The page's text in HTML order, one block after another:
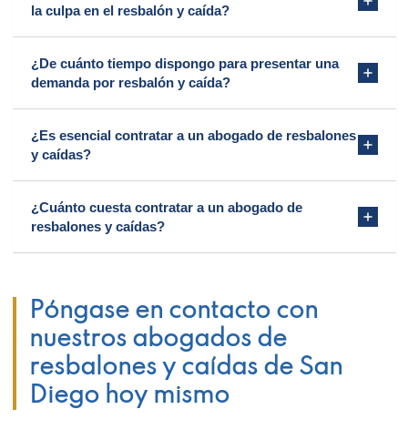
la culpa en el resbalón y caída?
¿De cuánto tiempo dispongo para presentar una
demanda por resbalón y caída?
¿Es esencial contratar a un abogado de resbalones
y caídas?
¿Cuánto cuesta contratar a un abogado de
resbalones y caídas?
Póngase en contacto con
nuestros abogados de
resbalones y caídas de San
Diego hoy mismo